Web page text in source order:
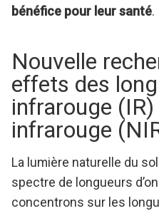
bénéfice pour leur santé.
Nouvelle
effets des
infrarouge
infrarouge
La lumière naturelle du
spectre de longueurs
concentrons sur les